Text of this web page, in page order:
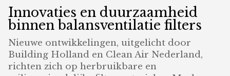
Innovaties en duurzaamheid
binnen balansventilatie filters
Nieuwe ontwikkelingen, uitgelicht door
Building Holland en Clean Air Nederland,
richten zich op herbruikbare en